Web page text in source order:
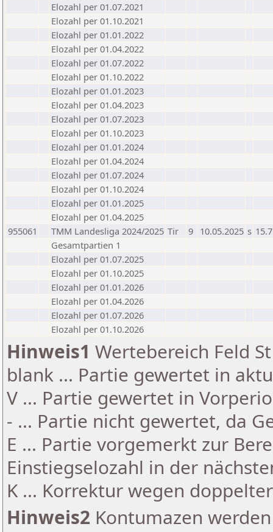
Elozahl per 01.07.2021
Elozahl per 01.10.2021
Elozahl per 01.01.2022
Elozahl per 01.04.2022
Elozahl per 01.07.2022
Elozahl per 01.10.2022
Elozahl per 01.01.2023
Elozahl per 01.04.2023
Elozahl per 01.07.2023
Elozahl per 01.10.2023
Elozahl per 01.01.2024
Elozahl per 01.04.2024
Elozahl per 01.07.2024
Elozahl per 01.10.2024
Elozahl per 01.01.2025
Elozahl per 01.04.2025
955061
TMM Landesliga 2024/2025 Tir 9 10.05.2025 s 15.7
Gesamtpartien 1
Elozahl per 01.07.2025
Elozahl per 01.10.2025
Elozahl per 01.01.2026
Elozahl per 01.04.2026
Elozahl per 01.07.2026
Elozahl per 01.10.2026
Hinweis1 Wertebereich Feld
blank ... Partie gewertet in
V ... Partie gewertet in
- ... Partie nicht gewertet, da
E ... Partie vorgemerkt zur
Einstiegselozahl in der
K ... Korrektur wegen
Hinweis2 Kontumazen